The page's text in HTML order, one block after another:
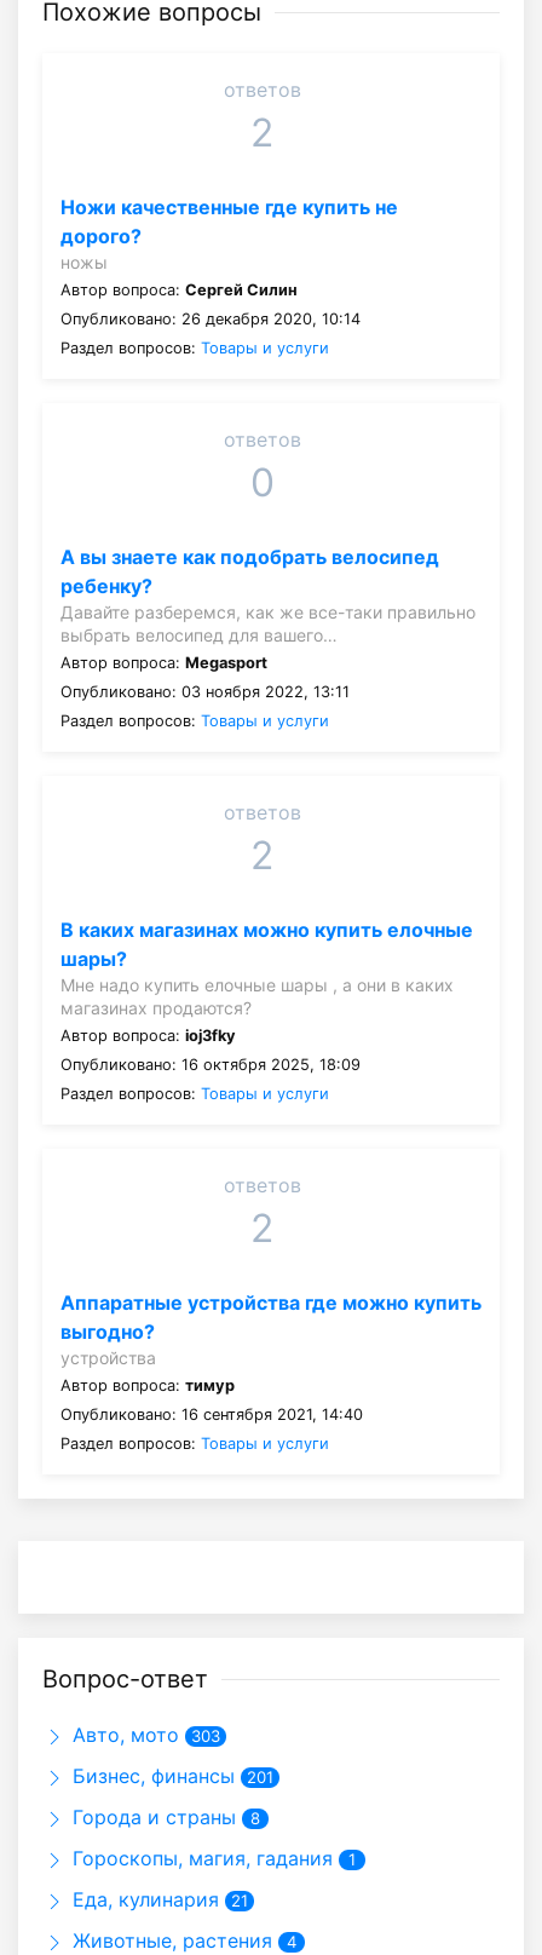
Похожие вопросы
ответов
2
Ножи качественные где купить не
дорого?
ножы
Автор вопроса: Сергей Силин
Опубликовано: 26 декабря 2020, 10:14
Раздел вопросов: Товары и услуги
ответов
0
А вы знаете как подобрать велосипед
ребенку?
Давайте разберемся, как же все-таки правильно
выбрать велосипед для вашего…
Автор вопроса: Megasport
Опубликовано: 03 ноября 2022, 13:11
Раздел вопросов: Товары и услуги
ответов
2
В каких магазинах можно купить елочные
шары?
Мне надо купить елочные шары , а они в каких
магазинах продаются?
Автор вопроса: ioj3fky
Опубликовано: 16 октября 2025, 18:09
Раздел вопросов: Товары и услуги
ответов
2
Аппаратные устройства где можно купить
выгодно?
устройства
Автор вопроса: тимур
Опубликовано: 16 сентября 2021, 14:40
Раздел вопросов: Товары и услуги
Вопрос-ответ
Авто, мото 303
Бизнес, финансы 201
Города и страны 8
Гороскопы, магия, гадания 1
Еда, кулинария 21
Животные, растения 4